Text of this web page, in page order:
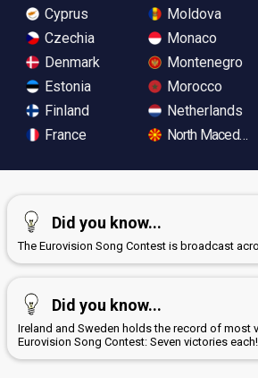
Cyprus
Czechia
Denmark
Estonia
Finland
France
Moldova
Monaco
Montenegro
Morocco
Netherlands
North Macedonia
Did you know...
The Eurovision Song Contest is broadcast
Did you know...
Ireland and Sweden holds the record of most
Eurovision Song Contest: Seven victories each!